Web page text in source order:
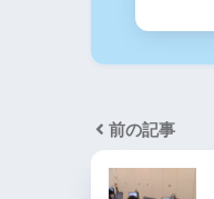
前の記事